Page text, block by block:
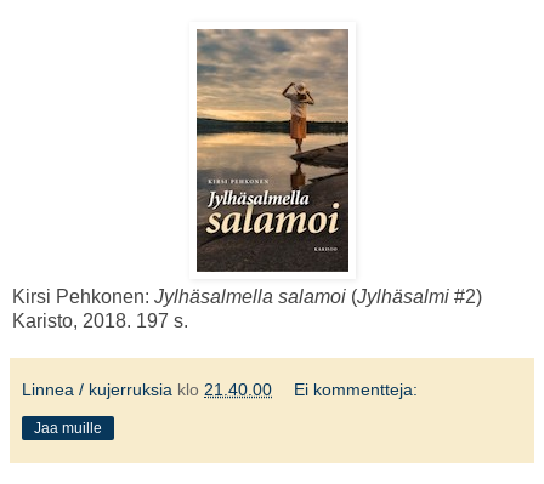
Kirsi Pehkonen: Jylhäsalmella salamoi (Jylhäsalmi #2)
Karisto, 2018. 197 s.
Linnea / kujerruksia klo 21.40.00 Ei kommentteja:
Jaa muille